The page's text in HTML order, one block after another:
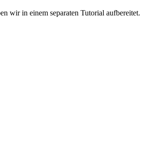
wir in einem separaten Tutorial aufbereitet.